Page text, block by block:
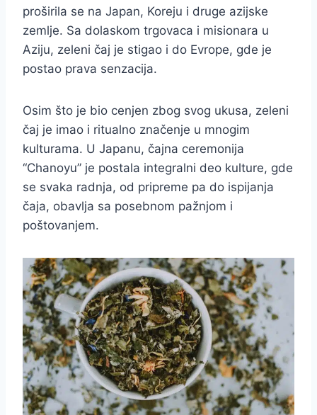
proširila se na Japan, Koreju i druge azijske
zemlje. Sa dolaskom trgovaca i misionara u
Aziju, zeleni čaj je stigao i do Evrope, gde je
postao prava senzacija.
Osim što je bio cenjen zbog svog ukusa, zeleni
čaj je imao i ritualno značenje u mnogim
kulturama. U Japanu, čajna ceremonija
“Chanoyu” je postala integralni deo kulture, gde
se svaka radnja, od pripreme pa do ispijanja
čaja, obavlja sa posebnom pažnjom i
poštovanjem.